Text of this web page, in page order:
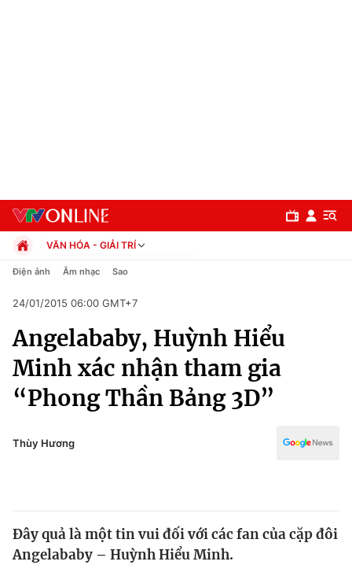
Chuyên mục
Chính trị
Xã hội
Pháp luật
Thế giới
VĂN HÓA - GIẢI TRÍ
Chính trị
Pháp luật
Kinh tế
Thể thao
Truyền hình
Văn hóa - Giải trí
Công nghệ
Điện ảnh Âm nhạc Sao
24/01/2015 06:00 GMT+7
Angelababy, Huỳnh Hiểu
Minh xác nhận tham gia
“Phong Thần Bảng 3D”
Thùy Hương
Đây quả là một tin vui đối với các fan của cặp đôi
Angelababy – Huỳnh Hiểu Minh.